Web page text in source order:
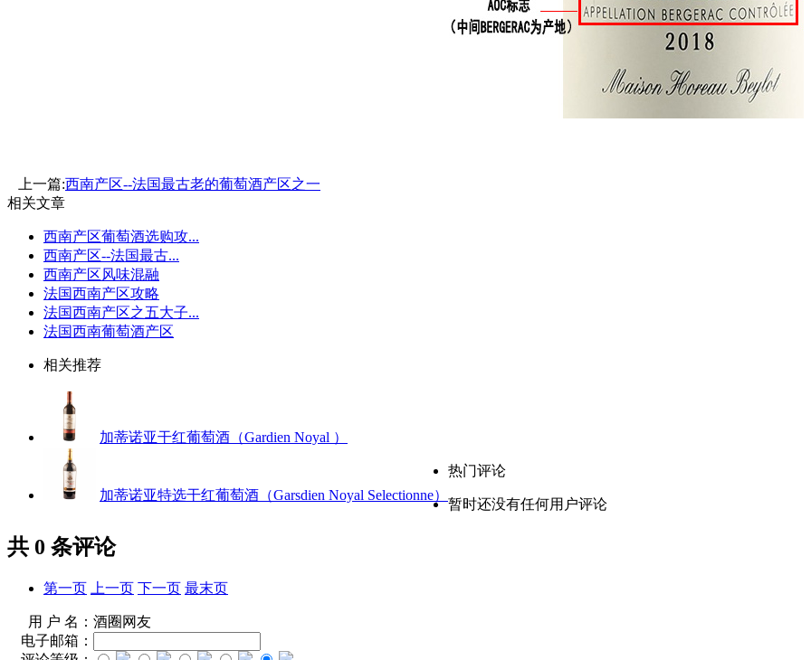
上一篇:西南产区--法国最古老的葡萄酒产区之一
相关文章
西南产区葡萄酒选购攻...
西南产区--法国最古...
西南产区风味混融
法国西南产区攻略
法国西南产区之五大子...
法国西南葡萄酒产区
相关推荐
加蒂诺亚干红葡萄酒（Gardien Noyal ）
加蒂诺亚特选干红葡萄酒（Garsdien Noyal Selectionne）
热门评论
暂时还没有任何用户评论
共 0 条评论
第一页 上一页 下一页 最末页
用 户 名： 酒圈网友
电子邮箱：